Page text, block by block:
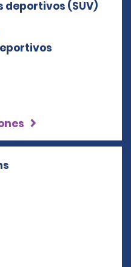
(SUV)